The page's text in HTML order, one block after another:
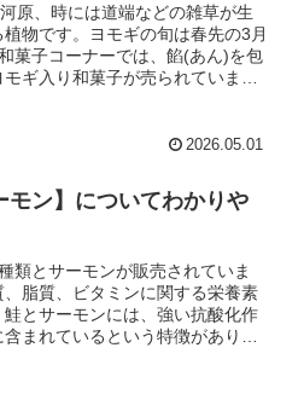
原、時には道端などの雑草が生
物です。ヨモギの旬は春先の3月
菓子コーナーでは、餡(あん)を包
ギ入り和菓子が売られていま
2026.05.01
モン】についてわかりや
類とサーモンが販売されていま
脂質、ビタミンに関する栄養素
とサーモンには、強い抗酸化作
まれているという特徴がありま